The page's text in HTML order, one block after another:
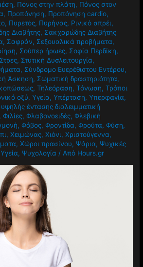
, Πόνος στην πλάτη, Πόνος στον
, Προπόνηση, Προπόνηση cardio,
, Πυρετός, Πυρήνας, Ρινικό σπρέι,
Διαβήτης, Σακχαρώδης Διαβήτης
, Σαφράν, Σεξουαλικά προβήματα,
, Σούπερ ήρωες, Σοφία Περδίκη,
Στρες, Στυτική Δυσλειτουργία,
, Σύνδρομο Ευερέθιστου Εντέρου,
Άσκηση, Σωματική δραστηριότητα,
,Τηλεόραση,Τόνωση,Τρόποι
οξύ,Υγεία,Υπέρταση,Υπερφαγία,
υψηλής έντασης διαλειμματική
,Φιλίες,Φλαβονοειδές,Φλεβική
,Φόβος,Φροντίδα,Φρούτα,Φύση,
,Χειμώνας,Χιόνι,Χριστούγεννα,
,Χώροι πρασίνου, Ψάρια, Ψυχικές
, Ψυχολογία / Από Hours.gr